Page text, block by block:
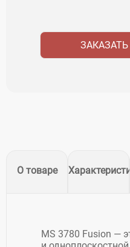
ЗАКАЗАТЬ
О товаре
MS 3780 Fusion —